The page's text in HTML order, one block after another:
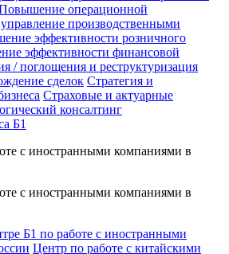
операционной
производственными
эффективности розничного
эффективности финансовой
/ поглощения и реструктуризация
сделок Стратегия и
Страховые и актуарные
консалтинг
Б1
с иностранными компаниями в
с иностранными компаниями в
Б1 по работе с иностранными
Центр по работе с китайскими